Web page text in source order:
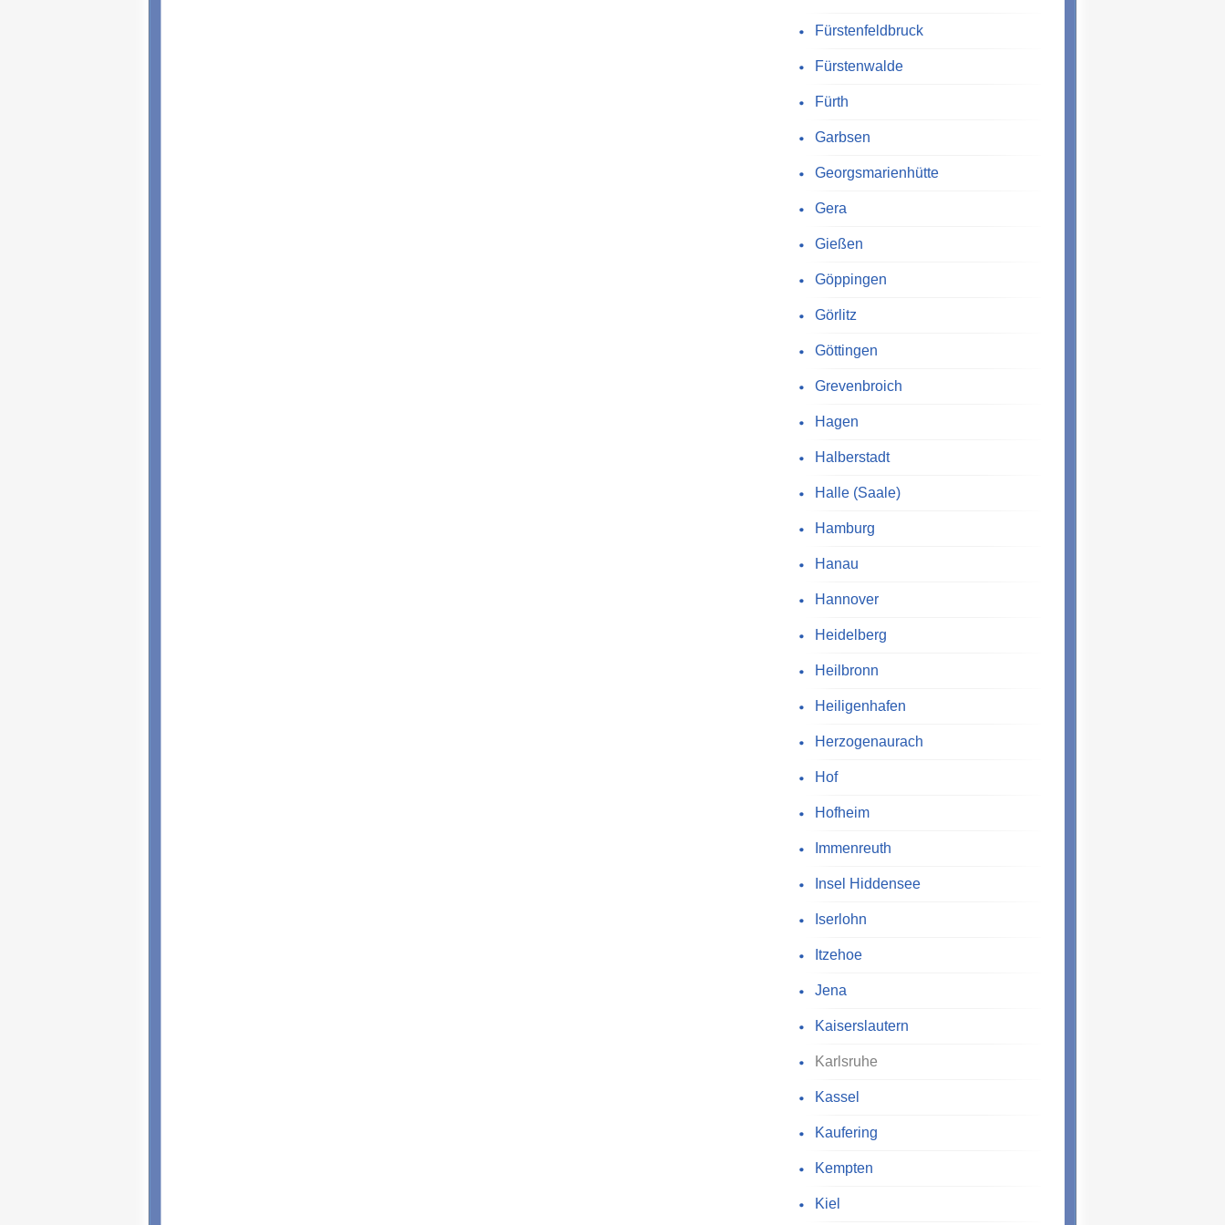
Fürstenfeldbruck
Fürstenwalde
Fürth
Garbsen
Georgsmarienhütte
Gera
Gießen
Göppingen
Görlitz
Göttingen
Grevenbroich
Hagen
Halberstadt
Halle (Saale)
Hamburg
Hanau
Hannover
Heidelberg
Heilbronn
Heiligenhafen
Herzogenaurach
Hof
Hofheim
Immenreuth
Insel Hiddensee
Iserlohn
Itzehoe
Jena
Kaiserslautern
Karlsruhe
Kassel
Kaufering
Kempten
Kiel